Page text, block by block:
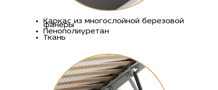
Каркас из многослойной березовой
фанеры
Пенополиуретан
Ткань